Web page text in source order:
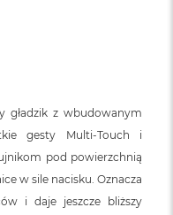
gładzik z wbudowanym
gesty Multi-Touch i
pod powierzchnią
w sile nacisku. Oznacza
i daje jeszcze bliższy